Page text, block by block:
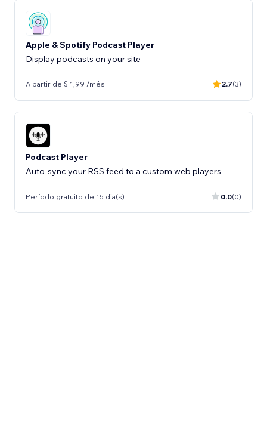
Apple & Spotify Podcast Player
Display podcasts on your site
A partir de $ 1,99 /mês 2.7(3)
Podcast Player
Auto-sync your RSS feed to a custom web players
Período gratuito de 15 dia(s) 0.0(0)